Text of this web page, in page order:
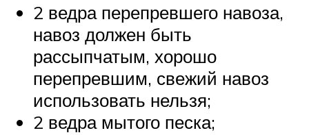
2 ведра перепревшего навоза,
навоз должен быть
рассыпчатым, хорошо
перепревшим, свежий навоз
использовать нельзя;
2 ведра мытого песка;